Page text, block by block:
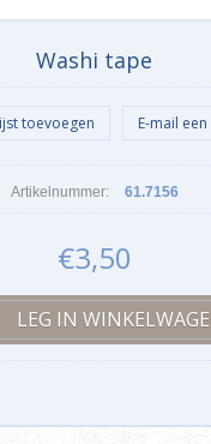
Washi tape
Artikelnummer: 61.7156
€3,50